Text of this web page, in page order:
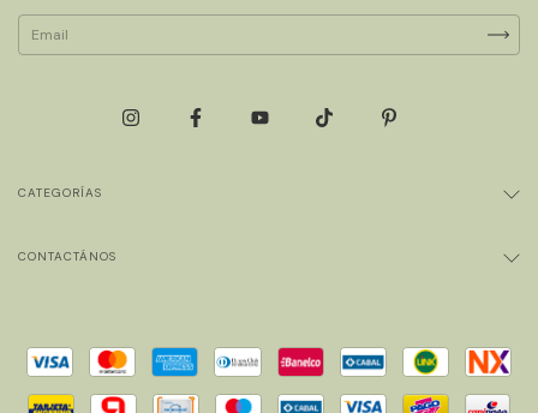
CATEGORÍAS
CONTACTÁNOS